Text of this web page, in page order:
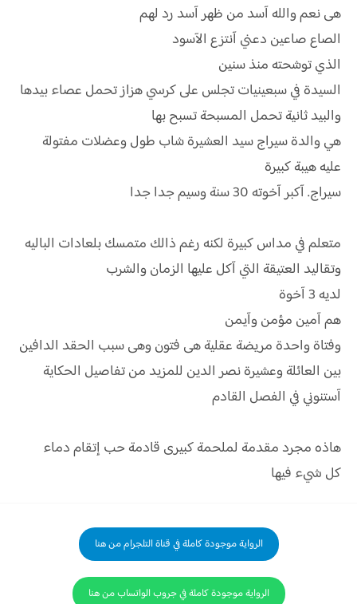
هى نعم والله آسد من ظهر آسد رد لهم
الصاع صاعين دعني آنتزع الآسود
الذي توشحته منذ سنين
السيدة في سبعينيات تجلس على كرسي هزاز تحمل عصاء بيدها
والبيد ثانية تحمل المسبحة تسبح بها
هي والدة سيراج سيد العشيرة شاب طول وعضلات مفتولة
عليه هيبة كبيرة
سيراج. آكبر آخوته 30 سنة وسيم جدا جدا
متعلم في مداس كبيرة لكنه رغم ذالك متمسك بلعادات الباليه
وتقاليد العتيقة التي آكل عليها الزمان والشرب
لديه 3 آخوة
هم آمين مؤمن وآيمن
وفتاة واحدة مريضة عقلية هى فتون وهى سبب الحقد الدافين
بين العائلة وعشيرة نصر الدين للمزيد من تفاصيل الحكاية
آستنوني في الفصل القادم
هاذه مجرد مقدمة لملحمة كبيرى قادمة حب إتقام دماء
كل شيء فيها
الرواية موجودة كاملة في قناة التلجرام من هنا
الرواية موجودة كاملة في جروب الواتساب من هنا